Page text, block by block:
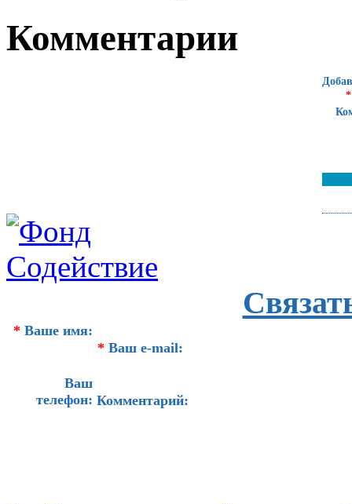
Комментарии
*
* Ваше имя:
* Ваш e-mail:
Ваш
телефон: Комментарий: